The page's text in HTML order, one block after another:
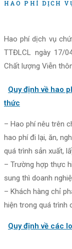
HAO PHÍ DỊCH
Hao phí dịch vụ
TTĐLCL ngày 17/
Chất lượng Viễn
Quy định về hao
thức
– Hao phí nêu trên
hao phí đi lại, ăn,
quá trình sản xuất,
– Trường hợp thực
sung thì doanh
– Khách hàng chỉ
hiện trong quá trình
Quy định về các